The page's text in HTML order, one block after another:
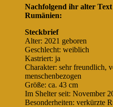
Nachfolgend ihr alter
Rumänien:
Steckbrief
Alter: 2021 geboren
Geschlecht: weiblich
Kastriert: ja
Charakter: sehr freundlich,
menschenbezogen
Größe: ca. 43 cm
Im Shelter seit: November
Besonderheiten: verkürzte